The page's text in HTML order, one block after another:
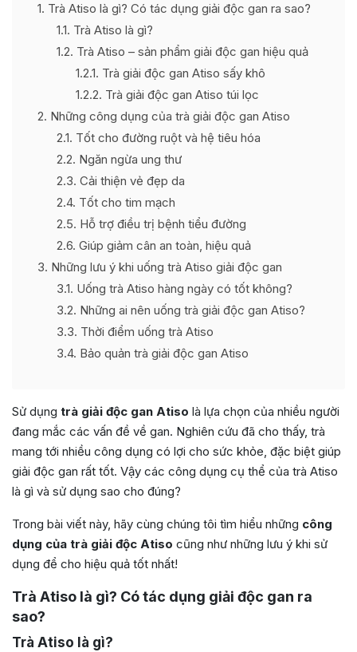
1 Trà Atiso là gì? Có tác dụng giải độc gan ra sao?
1.1 Trà Atiso là gì?
1.2 Trà Atiso – sản phẩm giải độc gan hiệu quả
1.2.1 Trà giải độc gan Atiso sấy khô
1.2.2 Trà giải độc gan Atiso túi lọc
2 Những công dụng của trà giải độc gan Atiso
2.1 Tốt cho đường ruột và hệ tiêu hóa
2.2 Ngăn ngừa ung thư
2.3 Cải thiện vẻ đẹp da
2.4 Tốt cho tim mạch
2.5 Hỗ trợ điều trị bệnh tiểu đường
2.6 Giúp giảm cân an toàn, hiệu quả
3 Những lưu ý khi uống trà Atiso giải độc gan
3.1 Uống trà Atiso hàng ngày có tốt không?
3.2 Những ai nên uống trà giải độc gan Atiso?
3.3 Thời điểm uống trà Atiso
3.4 Bảo quản trà giải độc gan Atiso
Sử dụng trà giải độc gan Atiso là lựa chọn của nhiều người
đang mắc các vấn đề về gan. Nghiên cứu đã cho thấy, trà
mang tới nhiều công dụng có lợi cho sức khỏe, đặc biệt giúp
giải độc gan rất tốt. Vậy các công dụng cụ thể của trà Atiso
là gì và sử dụng sao cho đúng?
Trong bài viết này, hãy cùng chúng tôi tìm hiểu những công
dụng của trà giải độc Atiso cũng như những lưu ý khi sử
dụng để cho hiệu quả tốt nhất!
Trà Atiso là gì? Có tác dụng giải độc gan ra
sao?
Trà Atiso là gì?